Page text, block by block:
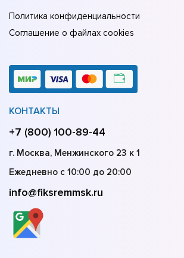
Политика конфиденциальности
Соглашение о файлах cookies
КОНТАКТЫ
+7 (800) 100-89-44
г. Москва, Менжинского 23 к 1
Ежедневно с 10:00 до 20:00
info@fiksremmsk.ru